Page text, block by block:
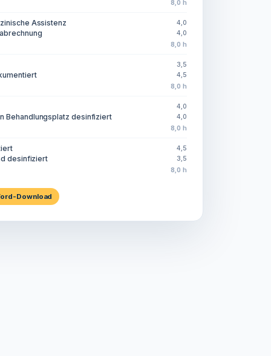
8,0 h
Assistenz 4,0
4,0
8,0 h
3,5
4,5
8,0 h
4,0
Behandlungsplatz desinfiziert 4,0
8,0 h
4,5
desinfiziert 3,5
8,0 h
Download